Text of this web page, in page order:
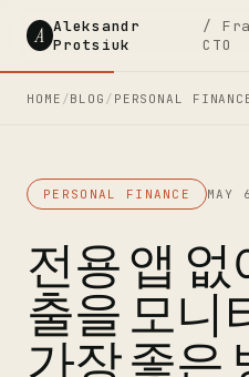
A Aleksandr
Protsiuk
/
CTO
HOME /BLOG / PERSONAL
PERSONAL FINANCE MAY
전용 앱 없
출을 모니
가장 좋은